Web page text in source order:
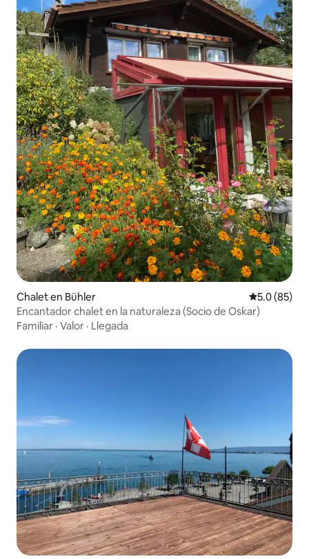
Chalet en Bühler Calificación
5.0 (85)
Encantador chalet en la naturaleza (Socio de Oskar)
Familiar · Valor · Llegada